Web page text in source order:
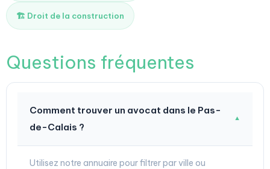
🏗️ Droit de la construction
Questions fréquentes
Comment trouver un avocat dans le Pas-
de-Calais ?
▼
Utilisez notre annuaire pour filtrer par ville ou